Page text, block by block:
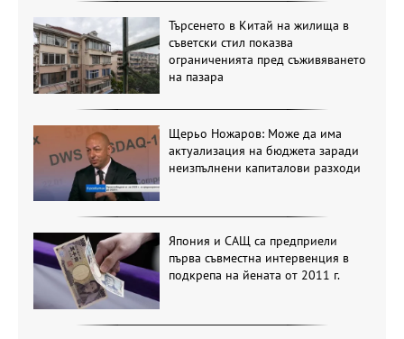
Търсенето в Китай на жилища в
съветски стил показва
ограниченията пред съживяването
на пазара
Щерьо Ножаров: Може да има
актуализация на бюджета заради
неизпълнени капиталови разходи
Япония и САЩ са предприели
първа съвместна интервенция в
подкрепа на йената от 2011 г.